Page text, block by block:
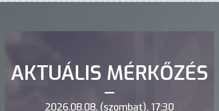
AKTUÁLIS MÉRKŐZÉS
2026.08.08. (szombat), 17:30